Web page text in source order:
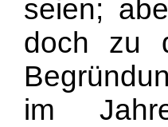
seien;
doch zu
im